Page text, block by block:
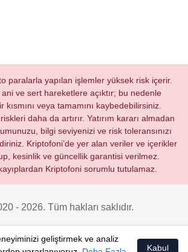
paralarla yapılan işlemler yüksek risk içerir.
ani ve sert hareketlere açıktır; bu nedenle
kısmını veya tamamını kaybedebilirsiniz.
daha da artırır. Yatırım kararı almadan
bilgi seviyenizi ve risk toleransınızı
Kriptofoni’de yer alan veriler ve içerikler
kesinlik ve güncellik garantisi verilmez.
Kriptofoni sorumlu tutulamaz.
- 2026. Tüm hakları saklıdır.
geliştirmek ve analiz
Kabul